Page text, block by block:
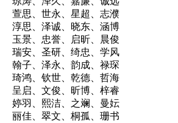
萱思、世永、星超、志濮
淳思、泽诚、晓东、涵博
玉景、忠誉、启昕、晨俊
瑞安、圣研、绮忠、学风
翰子、泽永、韵成、禄琛
琦鸿、钦世、乾德、哲海
呈启、文俊、昕博、梓睿
婷羽、熙洁、之斓、曼妘
丽佳、翠文、桐孤、珊书